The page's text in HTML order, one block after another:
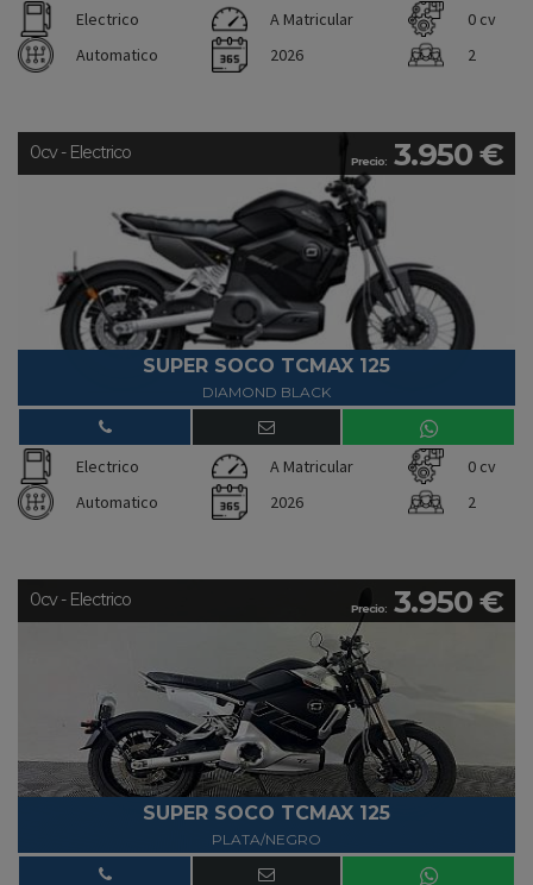
Electrico A Matricular
0 cv
Automatico
2026 2
Precio: 3.950 €
0cv - Electrico
SUPER SOCO TCMAX 125
DIAMOND BLACK
Electrico A Matricular
0 cv
Automatico
2026 2
Precio: 3.950 €
0cv - Electrico
SUPER SOCO TCMAX 125
PLATA/NEGRO